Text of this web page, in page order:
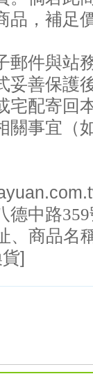
品，補足
郵件與站
妥善保護
宅配寄回
關事宜（
德中路359
、商品名
]